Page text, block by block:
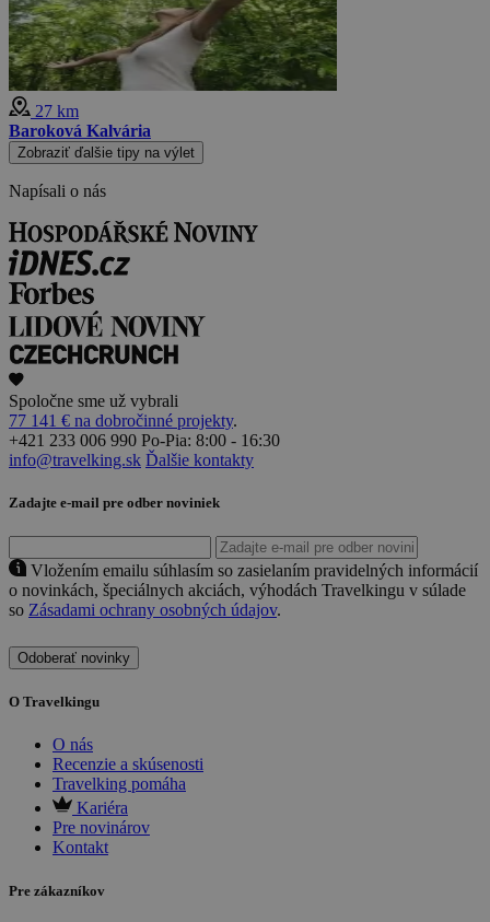
27 km
Baroková Kalvária
Zobraziť ďalšie tipy na výlet
Napísali o nás
Spoločne sme už vybrali
77 141 € na dobročinné projekty.
+421 233 006 990 Po-Pia: 8:00 - 16:30
info@travelking.sk Ďalšie kontakty
Zadajte e-mail pre odber noviniek
Vložením emailu súhlasím so zasielaním pravidelných informácií
o novinkách, špeciálnych akciách, výhodách Travelkingu v súlade
so Zásadami ochrany osobných údajov.
Odoberať novinky
O Travelkingu
O nás
Recenzie a skúsenosti
Travelking pomáha
Kariéra
Pre novinárov
Kontakt
Pre zákazníkov